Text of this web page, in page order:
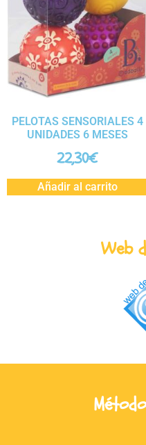
PELOTAS SENSORIALES 4
UNIDADES 6 MESES
22,30€
Añadir al carrito
Web